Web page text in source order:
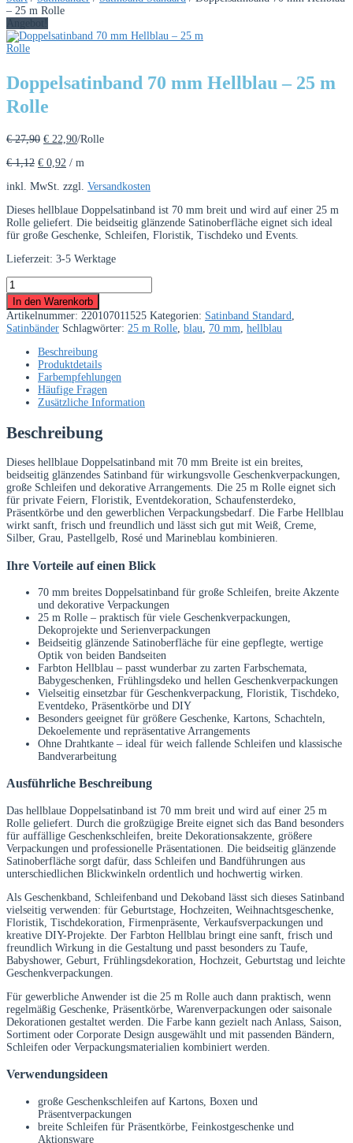
– 25 m Rolle
Doppelsatinband 70 mm Hellblau – 25 m
Rolle
€27,90 Ursprünglicher
war:
€ 22,90Aktueller
ist:
/Rolle
€1,12 € 0,92 / m
inkl. MwSt. zzgl. Versandkosten
Dieses hellblaue Doppelsatinband ist 70 mm breit und wird auf einer 25 m
Rolle geliefert. Die beidseitig glänzende Satinoberfläche eignet sich ideal
für große Geschenke, Schleifen, Floristik, Tischdeko und Events.
Lieferzeit: 3-5 Werktage
Doppelsatinband
70
mm
Hellblau
–
Rolle
Menge
In den Warenkorb
Artikelnummer: 220107011525 Kategorien: Satinband Standard,
Satinbänder Schlagwörter: 25 m Rolle, blau, 70 mm, hellblau
Beschreibung
Produktdetails
Farbempfehlungen
Häufige Fragen
Zusätzliche Information
Beschreibung
Dieses hellblaue Doppelsatinband mit 70 mm Breite ist ein breites,
beidseitig glänzendes Satinband für wirkungsvolle Geschenkverpackungen,
große Schleifen und dekorative Arrangements. Die 25 m Rolle eignet sich
für private Feiern, Floristik, Eventdekoration, Schaufensterdeko,
Präsentkörbe und den gewerblichen Verpackungsbedarf. Die Farbe Hellblau
wirkt sanft, frisch und freundlich und lässt sich gut mit Weiß, Creme,
Silber, Grau, Pastellgelb, Rosé und Marineblau kombinieren.
Ihre Vorteile auf einen Blick
70 mm breites Doppelsatinband für große Schleifen, breite Akzente
und dekorative Verpackungen
25 m Rolle – praktisch für viele Geschenkverpackungen,
Dekoprojekte und Serienverpackungen
Beidseitig glänzende Satinoberfläche für eine gepflegte, wertige
Optik von beiden Bandseiten
Farbton Hellblau – passt wunderbar zu zarten Farbschemata,
Babygeschenken, Frühlingsdeko und hellen Geschenkverpackungen
Vielseitig einsetzbar für Geschenkverpackung, Floristik, Tischdeko,
Eventdeko, Präsentkörbe und DIY
Besonders geeignet für größere Geschenke, Kartons, Schachteln,
Dekoelemente und repräsentative Arrangements
Ohne Drahtkante – ideal für weich fallende Schleifen und klassische
Bandverarbeitung
Ausführliche Beschreibung
Das hellblaue Doppelsatinband ist 70 mm breit und wird auf einer 25 m
Rolle geliefert. Durch die großzügige Breite eignet sich das Band besonders
für auffällige Geschenkschleifen, breite Dekorationsakzente, größere
Verpackungen und professionelle Präsentationen. Die beidseitig glänzende
Satinoberfläche sorgt dafür, dass Schleifen und Bandführungen aus
unterschiedlichen Blickwinkeln ordentlich und hochwertig wirken.
Als Geschenkband, Schleifenband und Dekoband lässt sich dieses Satinband
vielseitig verwenden: für Geburtstage, Hochzeiten, Weihnachtsgeschenke,
Floristik, Tischdekoration, Firmenpräsente, Verkaufsverpackungen und
kreative DIY-Projekte. Der Farbton Hellblau bringt eine sanft, frisch und
freundlich Wirkung in die Gestaltung und passt besonders zu Taufe,
Babyshower, Geburt, Frühlingsdekoration, Hochzeit, Geburtstag und leichte
Geschenkverpackungen.
Für gewerbliche Anwender ist die 25 m Rolle auch dann praktisch, wenn
regelmäßig Geschenke, Präsentkörbe, Warenverpackungen oder saisonale
Dekorationen gestaltet werden. Die Farbe kann gezielt nach Anlass, Saison,
Sortiment oder Corporate Design ausgewählt und mit passenden Bändern,
Schleifen oder Verpackungsmaterialien kombiniert werden.
Verwendungsideen
große Geschenkschleifen auf Kartons, Boxen und
Präsentverpackungen
breite Schleifen für Präsentkörbe, Feinkostgeschenke und
Aktionsware